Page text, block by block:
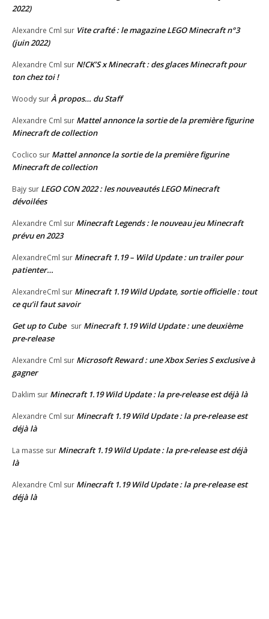
2022)
Alexandre Cml sur Vite crafté : le magazine LEGO Minecraft n°3
(juin 2022)
Alexandre Cml sur N!CK’S x Minecraft : des glaces Minecraft pour
ton chez toi !
Woody surÀ propos… du Staff
Alexandre Cml sur Mattel annonce la sortie de la première figurine
Minecraft de collection
Coclico sur Mattel annonce la sortie de la première figurine
Minecraft de collection
Bajy sur LEGO CON 2022 : les nouveautés LEGO Minecraft
dévoilées
Alexandre Cml sur Minecraft Legends : le nouveau jeu Minecraft
prévu en 2023
AlexandreCml sur Minecraft 1.19 – Wild Update : un trailer pour
patienter…
AlexandreCml sur Minecraft 1.19 Wild Update, sortie officielle : tout
ce qu’il faut savoir
Get up to Cube sur Minecraft 1.19 Wild Update : une deuxième
pre-release
Alexandre Cml sur Microsoft Reward : une Xbox Series S exclusive à
gagner
Daklim sur Minecraft 1.19 Wild Update : la pre-release est déjà là
Alexandre Cml sur Minecraft 1.19 Wild Update : la pre-release est
déjà là
La masse sur Minecraft 1.19 Wild Update : la pre-release est déjà
là
Alexandre Cml sur Minecraft 1.19 Wild Update : la pre-release est
déjà là